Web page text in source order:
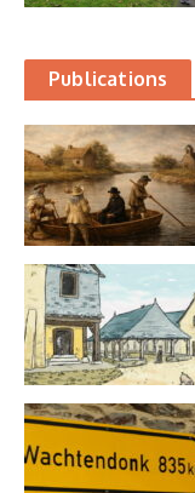
Publications